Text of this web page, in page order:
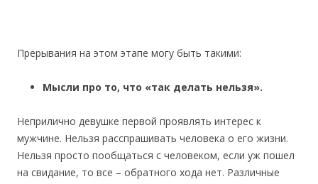
Прерывания на этом этапе могу быть такими:
Мысли про то, что «так делать нельзя».
Неприлично девушке первой проявлять интерес к
мужчине. Нельзя расспрашивать человека о его жизни.
Нельзя просто пообщаться с человеком, если уж пошел
на свидание, то все – обратного хода нет. Различные